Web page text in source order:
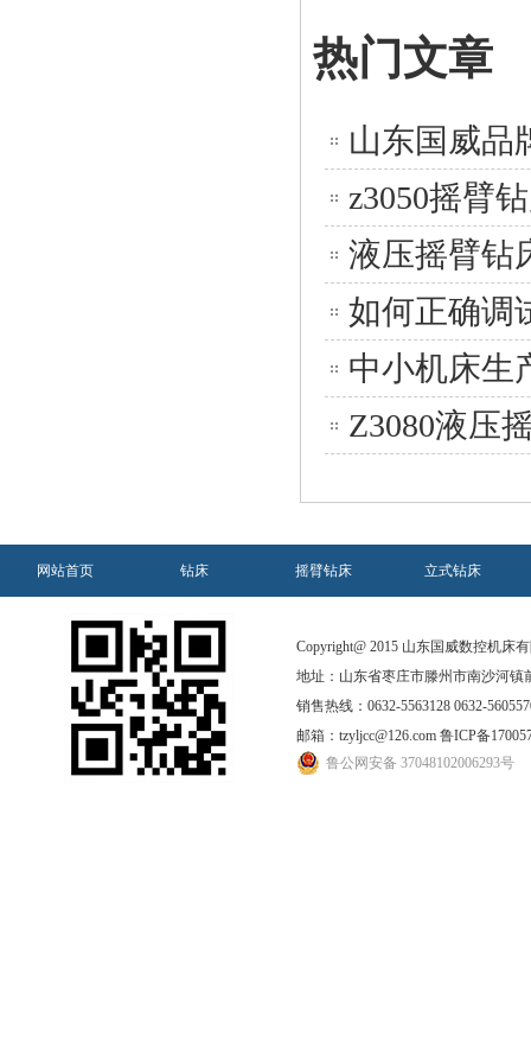
热门文章
山东国威品
z3050摇臂
液压摇臂钻
如何正确调
中小机床生
Z3080液压
网站首页 钻床 摇臂钻床 立式钻床
Copyright@ 2015 山东国威数控机床
地址：山东省枣庄市滕州市南沙河镇
销售热线：0632-5563128 0632-
邮箱：tzyljcc@126.com 鲁ICP备
鲁公网安备 37048102006293号